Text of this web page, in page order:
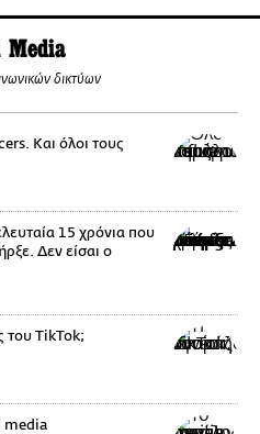
Media
δικτύων
Και όλοι τους
15 χρόνια που
Δεν είσαι ο
του TikTok;
media